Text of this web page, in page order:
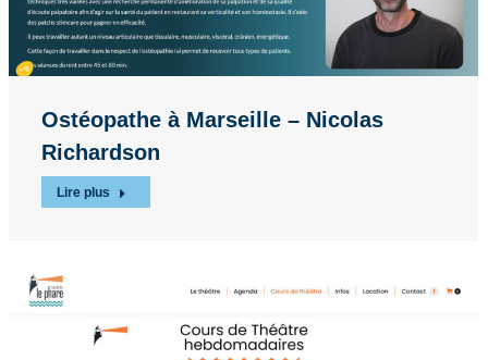
Ostéopathe à Marseille – Nicolas
Richardson
Lire plus